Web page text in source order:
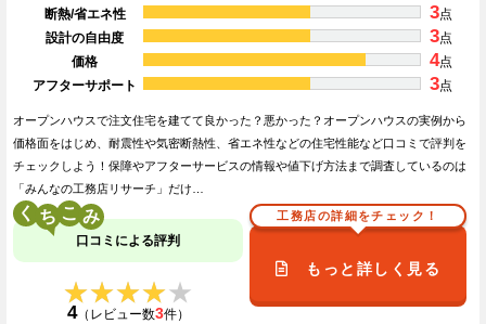
断熱/省エネ性
3点
設計の自由度
3点
価格
4点
アフターサポート
3点
オープンハウスで注文住宅を建てて良かった？悪かった？オープンハウスの実例から
価格面をはじめ、耐震性や気密断熱性、省エネ性などの住宅性能など口コミで評判を
チェックしよう！保障やアフターサービスの情報や値下げ方法まで調査しているのは
「みんなの工務店リサーチ」だけ…
く こ
口コミによる評判
★★★★★
★★★★★
4（レビュー数3件）
工務店の詳細をチェック！
もっと詳しく見る